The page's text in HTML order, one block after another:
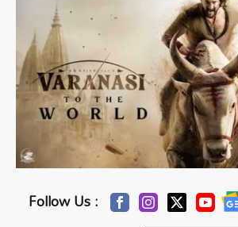
Follow Us :